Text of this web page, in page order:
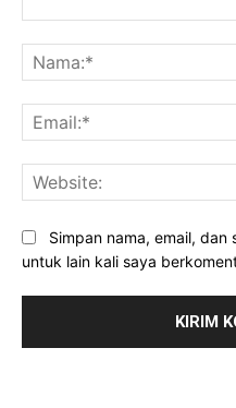
Simpan nama, email,
untuk lain kali saya